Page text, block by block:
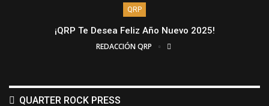
QRP
¡QRP Te Desea Feliz Año Nuevo 2025!
REDACCIÓN QRP
QUARTER ROCK PRESS